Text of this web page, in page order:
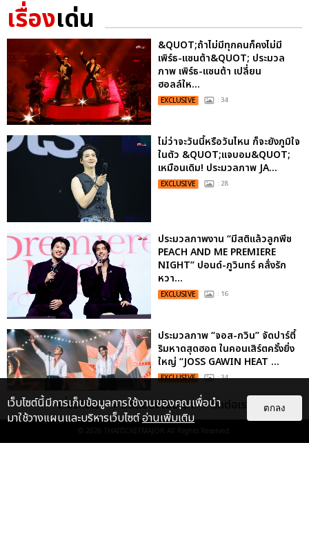
เรื่องเด่น
&QUOT;ถ้าไม่มีทุกคนก็คงไม่มี
เพิร์ธ-แซนต้า&QUOT; ประมวล
ภาพ เพิร์ธ-แซนต้า เปลี่ยน
ฮอลล์ให...
EXCLUSIVE : 34
ไม่ว่าจะวันนี้หรือวันไหน ก็จะยังภูมิใจ
ในตัว &QUOT;แจบอม&QUOT;
เหมือนเดิม! ประมวลภาพ JA...
EXCLUSIVE : 28
ประมวลภาพงาน “มีสติแล้วลูกพีช
PEACH AND ME PREMIERE
NIGHT” ปอนด์-ภูวินทร์ คลั่งรัก
หวา...
EXCLUSIVE : 16
ประมวลภาพ “จอส-กวิน” จัดปาร์ตี้
ริมหาดสุดฮอต ในคอนเสิร์ตครั้งยิ่ง
ใหญ่ “JOSS GAWIN HEAT ...
EXCLUSIVE : 34
“ช่วงเวลาที่ไม่ได้เจอกันพิสูจน์แล้วว่า
รักแท้จะไม่มีวันจางหาย” ประมวล
เกี่ยวกับเรา ติดต่อลงโฆษณา ติดต่อเรา
© 2026 THAITICKETMAJOR All Rights Reserved.
เว็บไซต์นี้มีการเก็บข้อมูลการใช้งานของคุณเพื่อนำ
มาใช้วางแผนและบริหารเว็บไซต์อ่านเพิ่มเติม
ตกลง